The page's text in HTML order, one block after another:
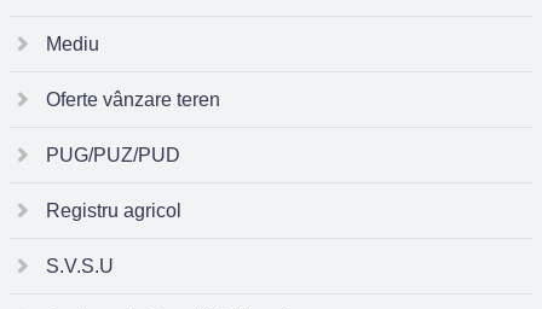
Mediu
Oferte vânzare teren
PUG/PUZ/PUD
Registru agricol
S.V.S.U